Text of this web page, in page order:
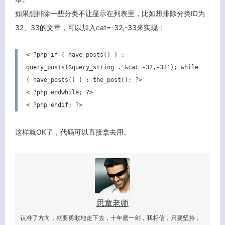
如果想排除一些分类不让显示在列表里，比如想排除分类ID为
32、33的文章，可以加入cat=-32,-33来实现：
< ?php if ( have_posts() ) :
query_posts($query_string .'&cat=-32,-33'); while
( have_posts() ) : the_post(); ?>
< ?php endwhile; ?>
这样就OK了，代码可以直接拿去用。
思章老师
认准了方向，就要勇敢地走下去，十年磨一剑，我相信，只要坚持，
客服小美